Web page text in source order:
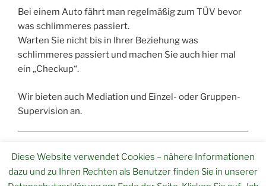
Bei einem Auto fährt man regelmäßig zum TÜV bevor
was schlimmeres passiert.
Warten Sie nicht bis in Ihrer Beziehung was
schlimmeres passiert und machen Sie auch hier mal
ein „Checkup“.
Wir bieten auch Mediation und Einzel- oder Gruppen-
Supervision an.
Zurück ↵
Diese Website verwendet Cookies – nähere Informationen
dazu und zu Ihren Rechten als Benutzer finden Sie in unserer